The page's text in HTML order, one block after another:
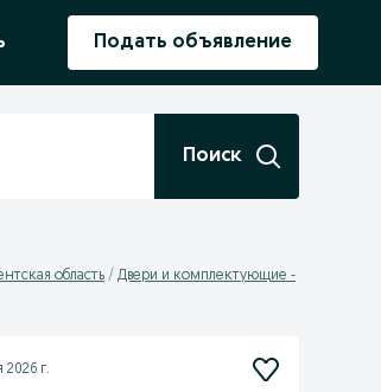
Подать объявление
Поиск
область
Двери и комплектующие -
2026 г.